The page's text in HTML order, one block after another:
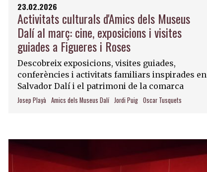
23.02.2026
Activitats culturals d'Amics dels Museus
Dalí al març: cine, exposicions i visites
guiades a Figueres i Roses
Descobreix exposicions, visites guiades,
conferències i activitats familiars inspirades en
Salvador Dalí i el patrimoni de la comarca
Josep Playà Amics dels Museus Dalí Jordi Puig Oscar Tusquets